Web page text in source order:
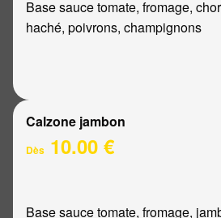
Base sauce tomate, fromage,
haché, poivrons, champignons
Calzone jambon
Dès 10.00 €
Base sauce tomate, fromage,